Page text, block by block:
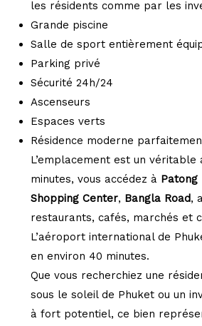
les résidents comme par les
Grande piscine
Salle de sport entièrement
Parking privé
Sécurité 24h/24
Ascenseurs
Espaces verts
Résidence moderne
L’emplacement est un véritable
minutes, vous accédez à Patong
Shopping Center, Bangla Road,
restaurants, cafés, marchés et
L’aéroport international de
en environ 40 minutes.
Que vous recherchiez une
sous le soleil de Phuket ou un
à fort potentiel, ce bien